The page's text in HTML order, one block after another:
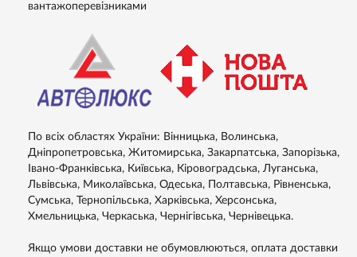
вантажоперевізниками
По всіх областях України: Вінницька, Волинська,
Дніпропетровська, Житомирська, Закарпатська, Запорізька,
Івано-Франківська, Київська, Кіровоградська, Луганська,
Львівська, Миколаївська, Одеська, Полтавська, Рівненська,
Сумська, Тернопільська, Харківська, Херсонська,
Хмельницька, Черкаська, Чернігівська, Чернівецька.
Якщо умови доставки не обумовлюються, оплата доставки